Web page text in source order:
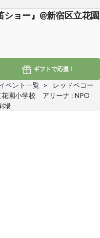
ョー』@新宿区立花園
ギフトで応援！
ベント一覧
レッドベコー
花園小学校 アリーナ : NPO
場